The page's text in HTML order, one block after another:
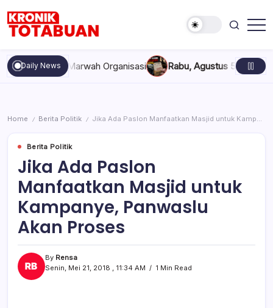
content
Totabuan
hari
ini
Kronik
Daily News
dan Marwah Organisasi Rabu, Agustus 5, 2026 , 11:44
Home / Berita Politik / Jika Ada Paslon Manfaatkan Masjid untuk Kampanye, Panwaslu Akan Proses
Berita Politik
Jika Ada Paslon
Manfaatkan Masjid untuk
Kampanye, Panwaslu
Akan Proses
By Rensa
Senin, Mei 21, 2018 , 11:34 AM
1 Min Read